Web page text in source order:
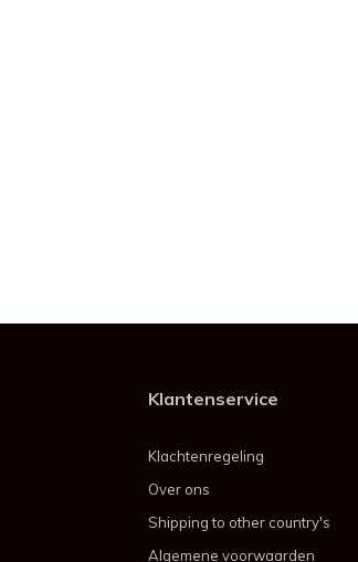
Klantenservice
Klachtenregeling
Over ons
Shipping to other country's
Algemene voorwaarden